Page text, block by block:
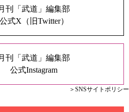
刊「武道」編集部
公式X（旧Twitter）
刊「武道」編集部
公式Instagram
＞SNSサイトポリシー